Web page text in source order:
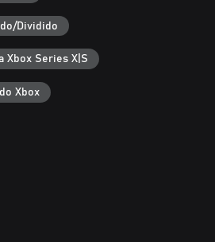
Dividido
Xbox Series X|S
Xbox